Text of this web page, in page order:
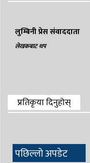
लुम्बिनी प्रेस संवाददाता
लेखकबाट थप
प्रतिकृया दिनुहोस्
पछिल्लो अपडेट